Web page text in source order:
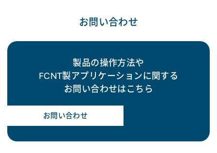
お問い合わせ
製品の操作方法や
FCNT製アプリケーションに関する
お問い合わせはこちら
お問い合わせ